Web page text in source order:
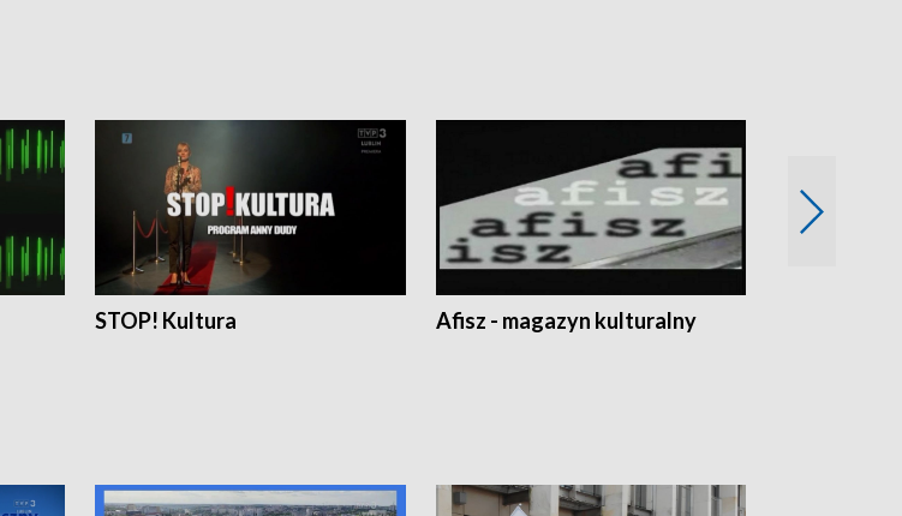
STOP! Kultura Afisz - magazyn kulturalny